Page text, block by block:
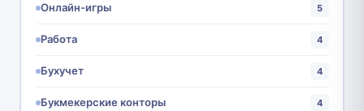
Онлайн-игры 5
Работа 4
Бухучет 4
Букмекерские конторы 4